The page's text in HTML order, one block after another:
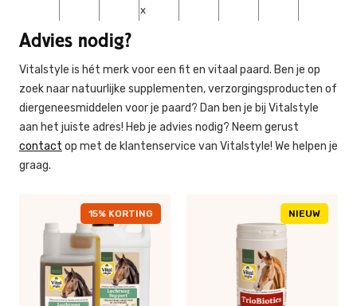
x
Advies nodig?
Vitalstyle is hét merk voor een fit en vitaal paard. Ben je op
zoek naar natuurlijke supplementen, verzorgingsproducten of
diergeneesmiddelen voor je paard? Dan ben je bij Vitalstyle
aan het juiste adres! Heb je advies nodig? Neem gerust
contact op met de klantenservice van Vitalstyle! We helpen je
graag.
15% KORTING NIEUW